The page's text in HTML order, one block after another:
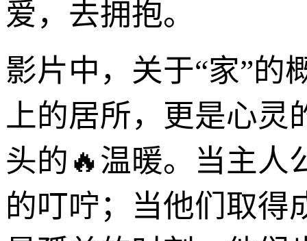
爱，去拥抱。
影片中，关于“家”的
上的居所，更是心灵
头的🔥温暖。当主人
的叮咛；当他们取得